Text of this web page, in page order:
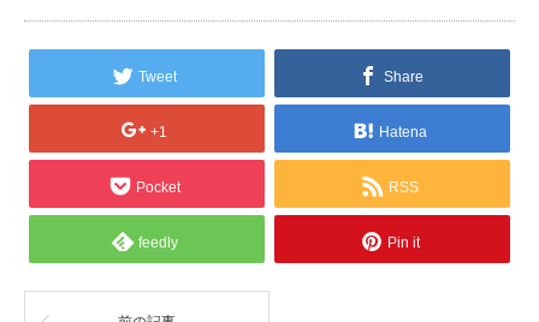
Tweet Share
+1 Hatena
Pocket RSS
feedly Pin it